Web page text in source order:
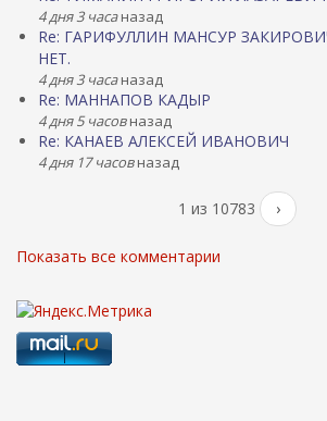
4 дня 3 часаназад
Re: ГАРИФУЛЛИН МАНСУР
НЕТ.
4 дня 3 часаназад
Re: МАННАПОВ КАДЫР
4 дня 5 часовназад
Re: КАНАЕВ АЛЕКСЕЙ ИВАНОВИЧ
4 дня 17 часовназад
1 из 10783 ›
Показать все комментарии